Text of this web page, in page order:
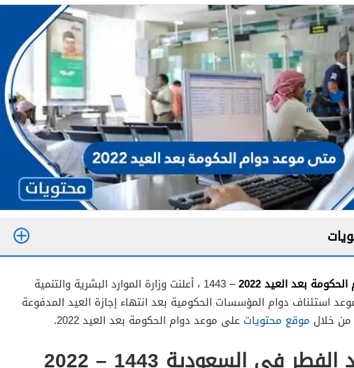
بعد العيد 2022
– 1443 ، أعلنت وزارة الموارد البشرية والتنمية
استئناف دوام المؤسسات الحكومية بعد انتهاء إجازة العيد المدفوعة
من خلال موقع محتويات على موعد دوام الحكومة بعد العيد 2022.